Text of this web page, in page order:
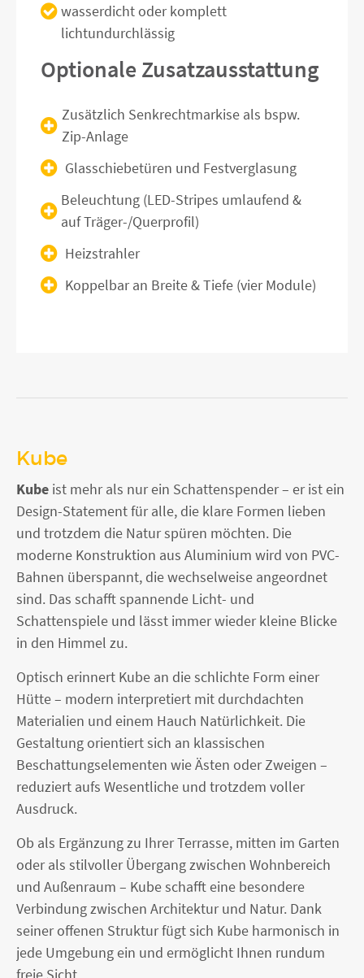
wasserdicht oder komplett
lichtundurchlässig
Optionale Zusatzausstattung
Zusätzlich Senkrechtmarkise als bspw.
Zip-Anlage
Glasschiebetüren und Festverglasung
Beleuchtung (LED-Stripes umlaufend &
auf Träger-/Querprofil)
Heizstrahler
Koppelbar an Breite & Tiefe (vier Module)
Kube
Kube ist mehr als nur ein Schattenspender – er ist ein
Design-Statement für alle, die klare Formen lieben
und trotzdem die Natur spüren möchten. Die
moderne Konstruktion aus Aluminium wird von PVC-
Bahnen überspannt, die wechselweise angeordnet
sind. Das schafft spannende Licht- und
Schattenspiele und lässt immer wieder kleine Blicke
in den Himmel zu.
Optisch erinnert Kube an die schlichte Form einer
Hütte – modern interpretiert mit durchdachten
Materialien und einem Hauch Natürlichkeit. Die
Gestaltung orientiert sich an klassischen
Beschattungselementen wie Ästen oder Zweigen –
reduziert aufs Wesentliche und trotzdem voller
Ausdruck.
Ob als Ergänzung zu Ihrer Terrasse, mitten im Garten
oder als stilvoller Übergang zwischen Wohnbereich
und Außenraum – Kube schafft eine besondere
Verbindung zwischen Architektur und Natur. Dank
seiner offenen Struktur fügt sich Kube harmonisch in
jede Umgebung ein und ermöglicht Ihnen rundum